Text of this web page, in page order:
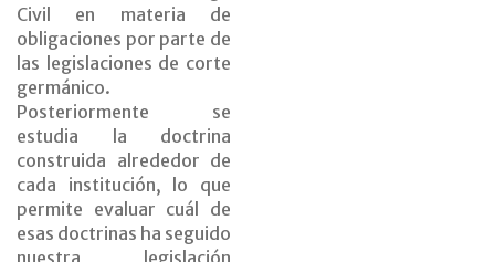
Civil en materia de
obligaciones por parte de
las legislaciones de corte
germánico.
Posteriormente se
estudia la doctrina
construida alrededor de
cada institución, lo que
permite evaluar cuál de
esas doctrinas ha seguido